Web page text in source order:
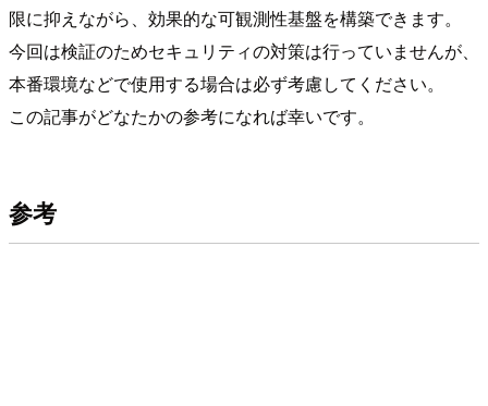
限に抑えながら、効果的な可観測性基盤を構築できます。
今回は検証のためセキュリティの対策は行っていませんが、
本番環境などで使用する場合は必ず考慮してください。
この記事がどなたかの参考になれば幸いです。
参考